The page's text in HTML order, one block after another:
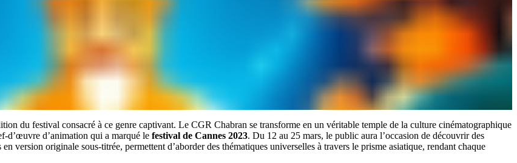
du festival consacré à ce genre captivant. Le CGR Chabran se transforme en un véritable temple de la culture cinématographique
d’œuvre d’animation qui a marqué le festival de Cannes 2023. Du 12 au 25 mars, le public aura l’occasion de découvrir des
version originale sous-titrée, permettent d’aborder des thématiques universelles à travers le prisme asiatique, rendant chaque